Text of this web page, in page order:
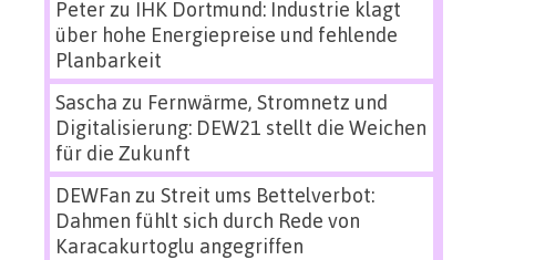
Peterzu IHK Dortmund: Industrie klagt
über hohe Energiepreise und fehlende
Planbarkeit
Sascha zu Fernwärme, Stromnetz und
Digitalisierung: DEW21 stellt die Weichen
für die Zukunft
DEWFan zu Streit ums Bettelverbot:
Dahmen fühlt sich durch Rede von
Karacakurtoglu angegriffen